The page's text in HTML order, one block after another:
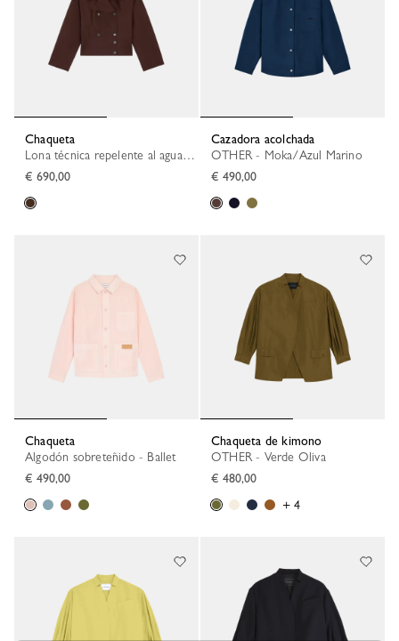
Chaqueta
Lona técnica repelente al agua - Moka
€ 690,00
Cazadora acolchada
OTHER - Moka/Azul Marino
€ 490,00
Chaqueta
Algodón sobreteñido - Ballet
€ 490,00
Chaqueta de kimono
OTHER - Verde Oliva
€ 480,00
+ 4